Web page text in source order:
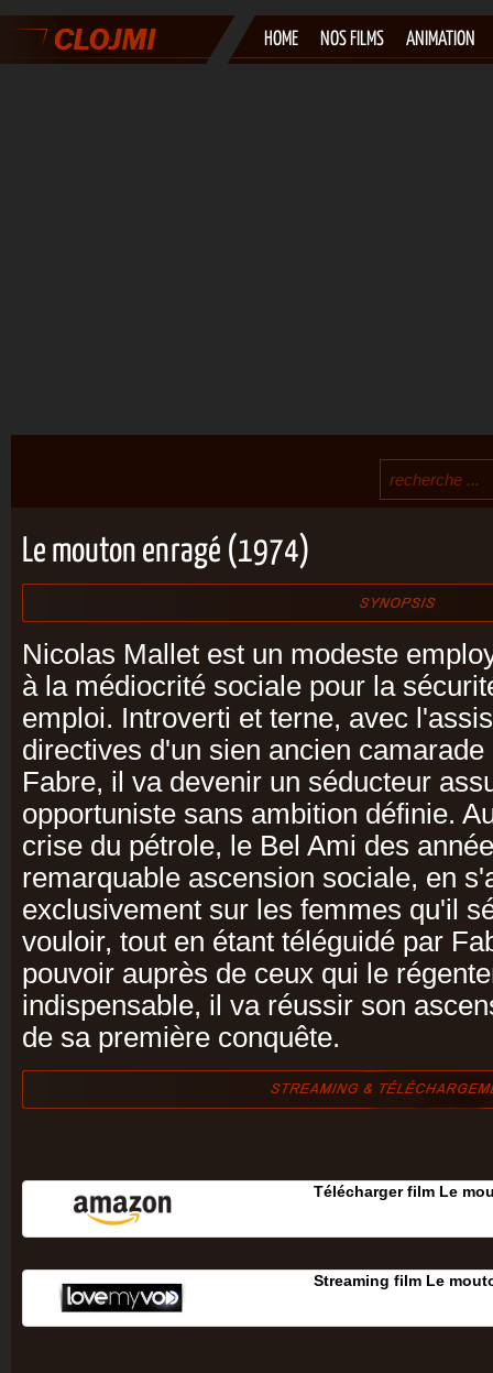
HOME NOS FILMS ANIMATION
Le mouton enragé (1974)
Nicolas Mallet est un modeste
à la médiocrité sociale pour la
emploi. Introverti et terne, avec
directives d'un sien ancien
Fabre, il va devenir un séducteur
opportuniste sans ambition définie.
crise du pétrole, le Bel Ami des
remarquable ascension sociale, en
exclusivement sur les femmes qu'il
vouloir, tout en étant téléguidé par
pouvoir auprès de ceux qui le
indispensable, il va réussir son
de sa première conquête.
Télécharger film Le
Streaming film Le